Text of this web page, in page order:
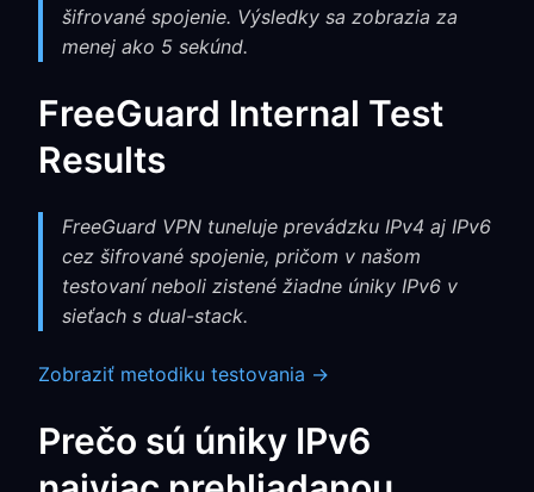
šifrované spojenie. Výsledky sa zobrazia za
menej ako 5 sekúnd.
FreeGuard Internal Test
Results
FreeGuard VPN tuneluje prevádzku IPv4 aj IPv6
cez šifrované spojenie, pričom v našom
testovaní neboli zistené žiadne úniky IPv6 v
sieťach s dual-stack.
Zobraziť metodiku testovania →
Prečo sú úniky IPv6